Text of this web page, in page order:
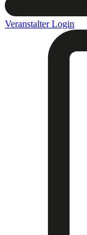
Veranstalter Login